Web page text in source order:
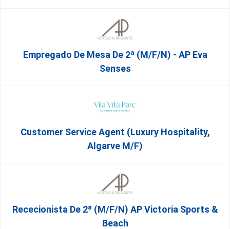
Empregado De Mesa De 2ª (M/F/N) - AP Eva
Senses
Customer Service Agent (Luxury Hospitality,
Algarve M/F)
Rececionista De 2ª (M/F/N) AP Victoria Sports &
Beach